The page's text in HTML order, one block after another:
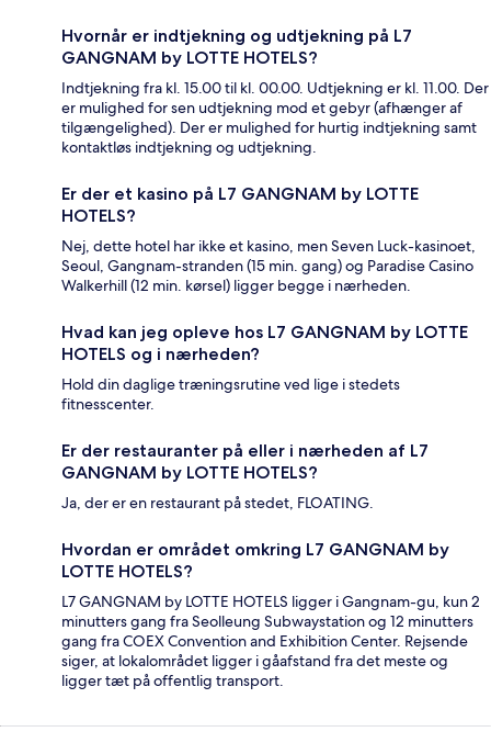
Hvornår er indtjekning og udtjekning på L7
GANGNAM by LOTTE HOTELS?
Indtjekning fra kl. 15.00 til kl. 00.00. Udtjekning er kl. 11.00. Der
er mulighed for sen udtjekning mod et gebyr (afhænger af
tilgængelighed). Der er mulighed for hurtig indtjekning samt
kontaktløs indtjekning og udtjekning.
Er der et kasino på L7 GANGNAM by LOTTE
HOTELS?
Nej, dette hotel har ikke et kasino, men Seven Luck-kasinoet,
Seoul, Gangnam-stranden (15 min. gang) og Paradise Casino
Walkerhill (12 min. kørsel) ligger begge i nærheden.
Hvad kan jeg opleve hos L7 GANGNAM by LOTTE
HOTELS og i nærheden?
Hold din daglige træningsrutine ved lige i stedets
fitnesscenter.
Er der restauranter på eller i nærheden af L7
GANGNAM by LOTTE HOTELS?
Ja, der er en restaurant på stedet, FLOATING.
Hvordan er området omkring L7 GANGNAM by
LOTTE HOTELS?
L7 GANGNAM by LOTTE HOTELS ligger i Gangnam-gu, kun 2
minutters gang fra Seolleung Subwaystation og 12 minutters
gang fra COEX Convention and Exhibition Center. Rejsende
siger, at lokalområdet ligger i gåafstand fra det meste og
ligger tæt på offentlig transport.